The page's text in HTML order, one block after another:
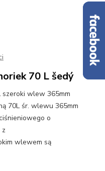
70 L šedý
wlew 365mm
70L śr. wlewu 365mm
o
z
wlewem są